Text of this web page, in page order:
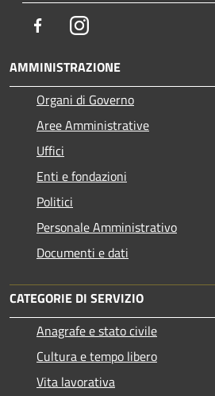
FacebookInstagram
AMMINISTRAZIONE
Organi di Governo
Aree Amministrative
Uffici
Enti e fondazioni
Politici
Personale Amministrativo
Documenti e dati
CATEGORIE DI SERVIZIO
Anagrafe e stato civile
Cultura e tempo libero
Vita lavorativa